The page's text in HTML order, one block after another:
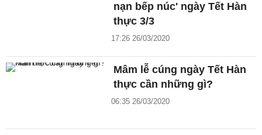
nạn bếp núc' ngày Tết Hàn
thực 3/3
17:26 26/03/2020
Mâm lễ cúng ngày Tết Hàn
thực cần những gì?
06:35 26/03/2020